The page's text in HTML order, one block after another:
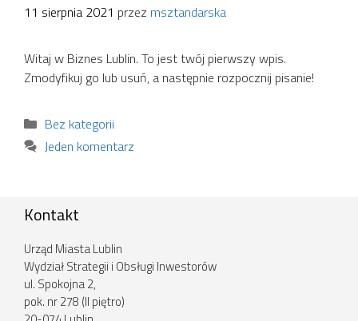
11 sierpnia 2021 przez msztandarska
Witaj w Biznes Lublin. To jest twój pierwszy wpis.
Zmodyfikuj go lub usuń, a następnie rozpocznij pisanie!
Kategorie
Bez kategorii
Jeden komentarz
Kontakt
Urząd Miasta Lublin
Wydział Strategii i Obsługi Inwestorów
ul. Spokojna 2,
pok. nr 278 (II piętro)